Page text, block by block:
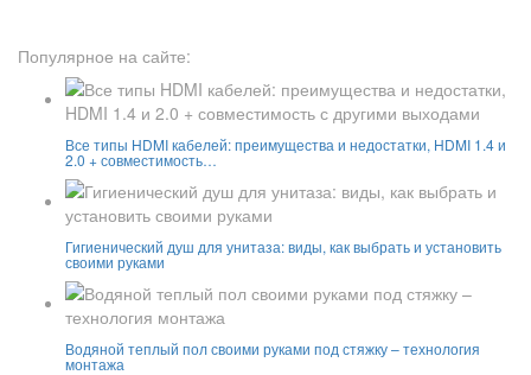
Популярное на сайте:
Все типы HDMI кабелей: преимущества и недостатки, HDMI 1.4 и
2.0 + совместимость…
Гигиенический душ для унитаза: виды, как выбрать и установить
своими руками
Водяной теплый пол своими руками под стяжку – технология
монтажа